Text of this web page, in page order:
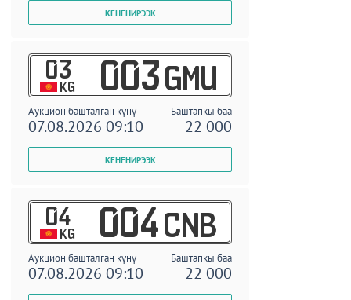
03
KG 003 GMU
Аукцион башталган күнү Баштапкы баа
07.08.2026 09:10 22 000
04
KG 004 CNB
Аукцион башталган күнү Баштапкы баа
07.08.2026 09:10 22 000